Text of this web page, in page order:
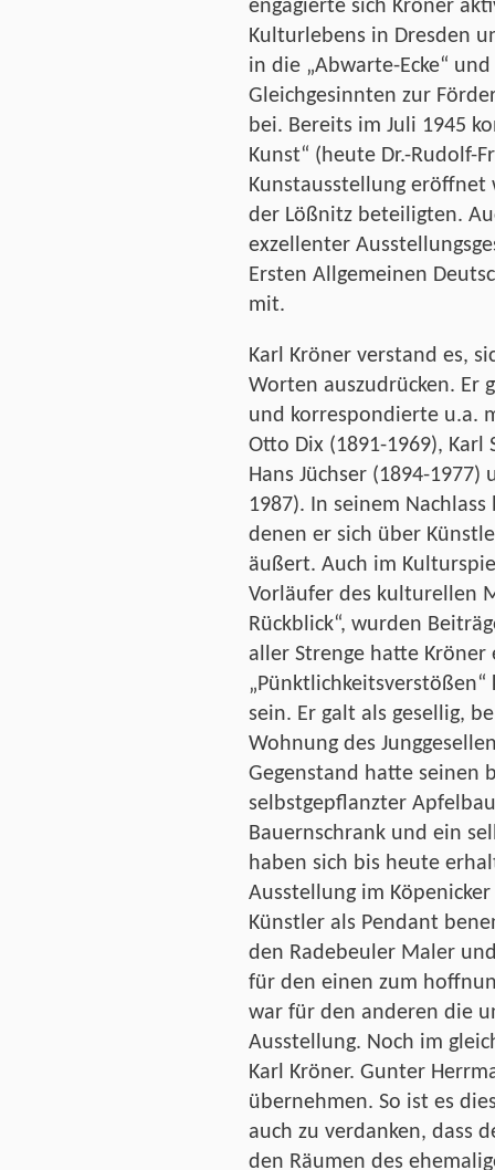
engagierte sich Kröner
Kulturlebens in Dresden
in die „Abwarte-Ecke“
Gleichgesinnten zur
bei. Bereits im Juli 1945
Kunst“ (heute Dr.-Rudolf-
Kunstausstellung eröffnet
der Lößnitz beteiligten.
exzellenter
Ersten Allgemeinen
mit.
Karl Kröner verstand es,
Worten auszudrücken. Er
und korrespondierte u.a.
Otto Dix (1891-1969),
Hans Jüchser (1894-
1987). In seinem
denen er sich über
äußert. Auch im
Vorläufer des kulturellen
Rückblick“, wurden
aller Strenge hatte
sein. Er galt als gesellig,
Wohnung des
Gegenstand hatte seinen
selbstgepflanzter
Bauernschrank und ein
haben sich bis heute
Ausstellung im
Künstler als Pendant
den Radebeuler Maler
für den einen zum
war für den anderen die
Ausstellung. Noch im
Karl Kröner. Gunter
übernehmen. So ist es
auch zu verdanken, dass
den Räumen des